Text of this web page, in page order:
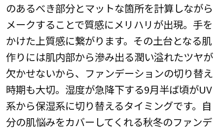
のあるべき部分とマットな箇所を計算しながら
メークすることで質感にメリハリが出現。手を
かけた上質感に繋がります。その土台となる肌
作りには肌内部から滲み出る潤い溢れたツヤが
欠かせないから、ファンデーションの切り替え
時期も大切。湿度が急降下する9月半ば頃がUV
系から保湿系に切り替えるタイミングです。自
分の肌悩みをカバーしてくれる秋冬のファンデ